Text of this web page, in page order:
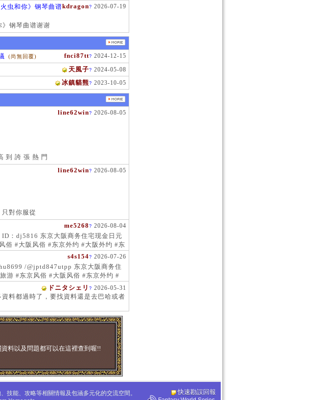
kdragon? 2026-07-19
虫和你》钢琴曲谱
钢琴曲谱谢谢
fnci87tt? 2024-12-15
(尚無回覆)
天風子? 2024-05-08
冰鎮貓熊? 2023-10-05
line62win? 2026-08-05
到 誇 張 熱 門
line62win? 2026-08-05
對你服從
me5268 ? 2026-08-04
：dj5816 东京大阪商务住宅现金日元
俗 #大阪风俗 #东京外约 #大阪外约 #东
#歌舞伎町 #日本女孩 #大阪女孩 #日
s4s154? 2026-07-26
/@jptd847utpp 东京大阪商务住
游 #东京风俗 #大阪风俗 #东京外约 #
俗 #梅田风俗 #歌舞伎町 #心斋桥风俗
本学生妹
ドニタシェリ ? 2026-05-31
料都過時了，要找資料還是去巴哈或者
料以及問題都可以在這裡查到喔!!
技能、攻略等相關情報及包涵多元化的交流空間。
快速勘誤回報